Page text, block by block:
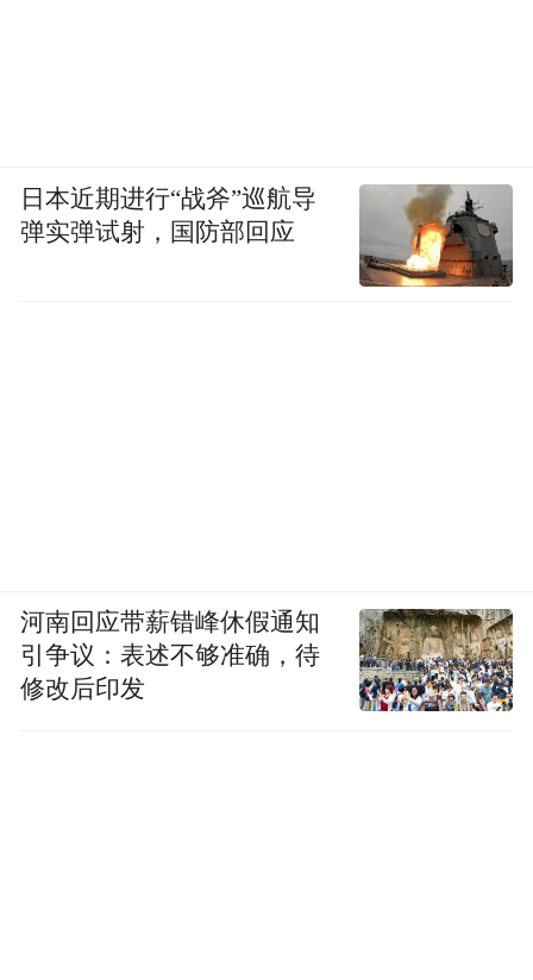
日本近期进行“战斧”巡航导
弹实弹试射，国防部回应
河南回应带薪错峰休假通知
引争议：表述不够准确，待
修改后印发